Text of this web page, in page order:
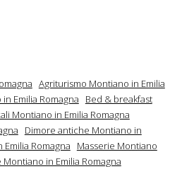
Agriturismo Montiano in Emilia
Emilia Romagna
Bed & breakfast
Montiano in Emilia Romagna
Dimore antiche Montiano in
Romagna
Masserie Montiano
in Emilia Romagna